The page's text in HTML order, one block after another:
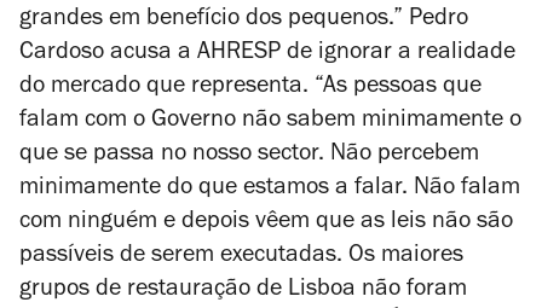
grandes em benefício dos pequenos.” Pedro
Cardoso acusa a AHRESP de ignorar a realidade
do mercado que representa. “As pessoas que
falam com o Governo não sabem minimamente o
que se passa no nosso sector. Não percebem
minimamente do que estamos a falar. Não falam
com ninguém e depois vêem que as leis não são
passíveis de serem executadas. Os maiores
grupos de restauração de Lisboa não foram